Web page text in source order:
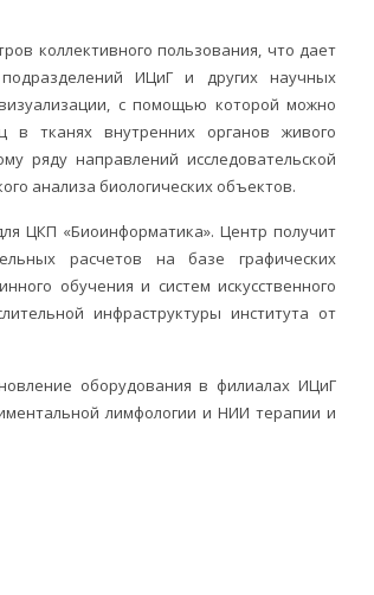
коллективного пользования, что дает
ИЦиГ и других научных
с помощью которой можно
тканях внутренних органов живого
ряду направлений исследовательской
анализа биологических объектов.
ЦКП «Биоинформатика». Центр получит
расчетов на базе графических
обучения и систем искусственного
инфраструктуры института от
оборудования в филиалах ИЦиГ
лимфологии и НИИ терапии и